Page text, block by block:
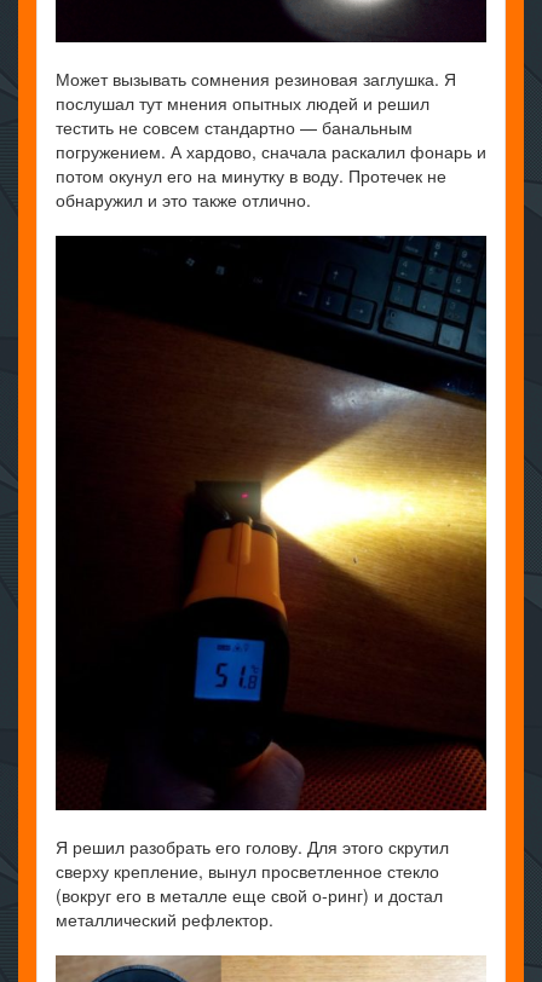
Может вызывать сомнения резиновая заглушка. Я
послушал тут мнения опытных людей и решил
тестить не совсем стандартно — банальным
погружением. А хардово, сначала раскалил фонарь и
потом окунул его на минутку в воду. Протечек не
обнаружил и это также отлично.
Я решил разобрать его голову. Для этого скрутил
сверху крепление, вынул просветленное стекло
(вокруг его в металле еще свой о-ринг) и достал
металлический рефлектор.